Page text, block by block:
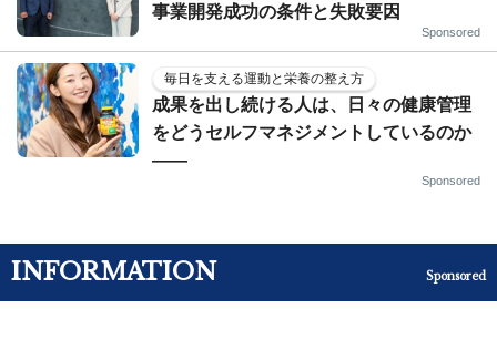
事業開発成功の条件と失敗要因
Sponsored
毎日を支える運動と栄養の整え方
成果を出し続ける人は、日々の健康管理
をどうセルフマネジメントしているのか
——
Sponsored
INFORMATION Sponsored